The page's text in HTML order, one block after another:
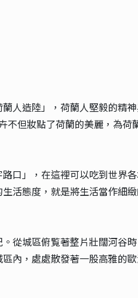
人造陸」，荷蘭人堅毅的精
不但妝點了荷蘭的美麗，為荷
口」，在這裡可以吃到世界
活態度，就是將生活當作細緻
從城區俯覧著整片壯闊河谷
內，處處散發著一股高雅的